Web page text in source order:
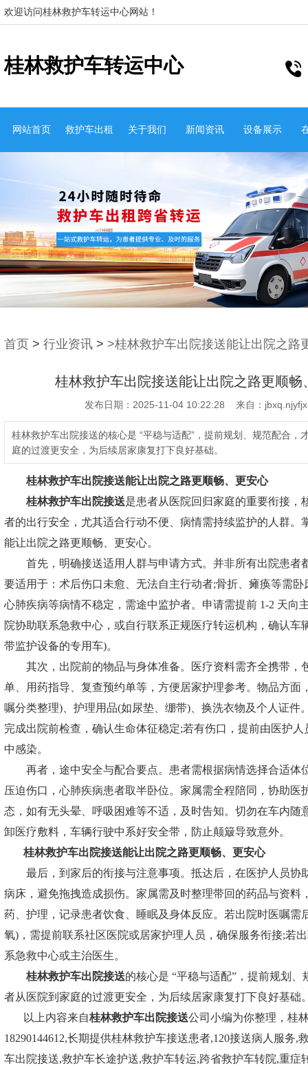
欢迎访问桂林救护车转运中心网站！
桂林救护车转运中心
网站首页 救护车出租 关于我们 新闻资讯 设备展示
首页 > 行业资讯 > >桂林救护车出院接送能让出院之路
桂林救护车出院接送能让出院之路更顺畅
发布日期：2025-11-04 10:22:28 来自：
桂林救护车出院接送的核心是 “平稳与适配”，提前规划、规范配合，
庭的过渡更安全，为后续居家康复打下良好基础。
桂林救护车出院接送能让出院之路更顺畅、更安心
桂林救护车出院接送是患者从医院回归家庭的重要衔接，
者的出行安全，尤其适合行动不便、病情需持续监护的人群。
能让出院之路更顺畅、更安心。
首先，明确接送适用人群与申请方式。并非所有出院患者
要适用于：术后伤口未愈、无法自主行动者;骨折、瘫痪等需卧
心肺疾病等病情不稳定，需途中监护者。申请需提前 1-2 天向
院协助联系急救中心，或自行联系正规医疗转运机构，确认车
带监护设备的专用车)。
其次，出院前的物品与身体准备。医疗资料需齐全携带，
单、用药指导、复查预约单等，方便居家护理参考。物品方面
嘱分类整理)、护理用品(如尿垫、绷带)、换洗衣物及个人证件
完成出院前检查，确认生命体征稳定;若有伤口，提前由医护
中感染。
再者，途中安全与配合要点。患者需根据病情选择合适体
压迫伤口，心肺疾病患者取半卧位。家属需全程陪同，协助医
态，如有无头晕、呼吸困难等不适，及时告知。切勿在车内随
卸医疗敷料，车辆行驶中系好安全带，防止颠簸导致意外。
桂林救护车出院接送能让出院之路更顺畅、更安心
最后，到家后的衔接与注意事项。抵达后，在医护人员协
病床，避免拖拽造成损伤。家属需及时整理带回的药品与资料
药、护理，记录患者饮食、睡眠及身体反应。若出院时医嘱需
氧)，需提前联系社区医院或居家护理人员，确保服务衔接;若
系急救中心或主治医生。
桂林救护车出院接送的核心是 “平稳与适配”，提前规划、
者从医院到家庭的过渡更安全，为后续居家康复打下良好基础
以上内容来自桂林救护车出院接送公司小编为你整理，桂
18290144612,长期提供桂林救护车接送患者,120接送病人服务,
车出院接送,救护车长途护送,救护车转运,跨省救护车转院,重症